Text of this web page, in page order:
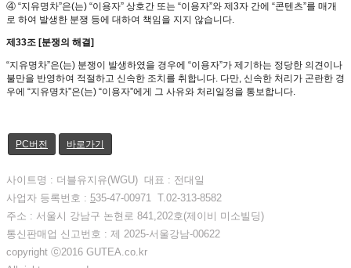
④ “지유명차”은(는) “이용자” 상호간 또는 “이용자”와 제3자 간에 “콘텐츠”를 매개
로 하여 발생한 분쟁 등에 대하여 책임을 지지 않습니다.
제33조 [분쟁의 해결]
“지유명차”은(는) 분쟁이 발생하였을 경우에 “이용자”가 제기하는 정당한 의견이나
불만을 반영하여 적절하고 신속한 조치를 취합니다. 다만, 신속한 처리가 곤란한 경
우에 “지유명차”은(는) “이용자”에게 그 사유와 처리일정을 통보합니다.
PC버전 바로가기
사이트명 : 더블유지유(WGU) 대표 : 전대일
사업자 등록번호 : 535-47-00971 T.02-313-8582
주소 : 서울시 강남구 논현로 841,202호(제이비 미소빌딩)
통신판매업 신고번호 : 제 2025-서울강남-00622
copyright ⓒ2016 GUTEA.co.kr